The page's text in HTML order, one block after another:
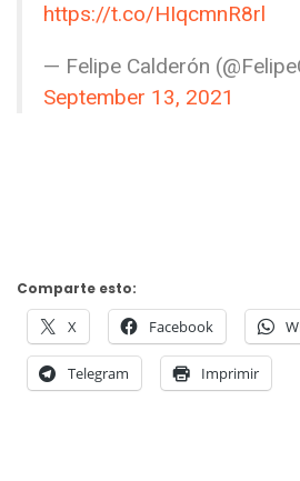
https://t.co/HIqcmnR8rl
— Felipe Calderón
September 13, 2021
Comparte esto:
X Facebook
Telegram Imprimir